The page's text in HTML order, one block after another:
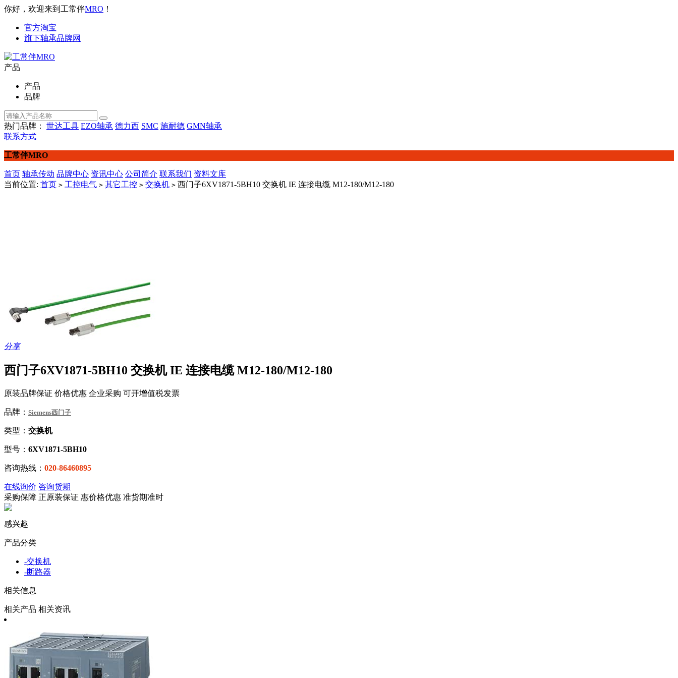
你好，欢迎来到工常伴MRO ！
官方淘宝
旗下轴承品牌网
产品
产品
品牌
热门品牌： 世达工具 EZO轴承 德力西 SMC 施耐德 GMN轴承
联系方式
工常伴MRO
首页 轴承传动 品牌中心 资讯中心 公司简介 联系我们 资料文库
当前位置: 首页 > 工控电气 > 其它工控 > 交换机 > 西门子6XV1871-5BH10 交换机 IE 连接电缆 M12-180/M12-180
分享
西门子6XV1871-5BH10 交换机 IE 连接电缆 M12-180/M12-180
原装品牌保证 价格优惠 企业采购 可开增值税发票
品牌： Siemens西门子
类型： 交换机
型号： 6XV1871-5BH10
咨询热线： 020-86460895
在线询价 咨询货期
采购保障 正原装保证 惠价格优惠 准货期准时
感兴趣
产品分类
-交换机
-断路器
相关信息
相关产品 相关资讯